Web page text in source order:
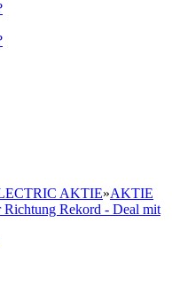
AKTIE»AKTIE
Rekord - Deal mit